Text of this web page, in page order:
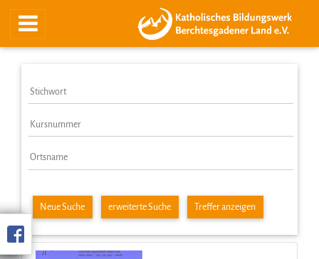
Treffer anzeigen
Neue Suche erweiterte Suche